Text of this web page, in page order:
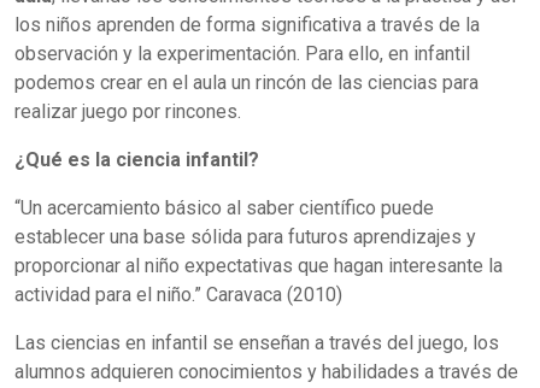
los niños aprenden de forma significativa a través de la
observación y la experimentación. Para ello, en infantil
podemos crear en el aula un rincón de las ciencias para
realizar juego por rincones.
¿Qué es la ciencia infantil?
“Un acercamiento básico al saber científico puede
establecer una base sólida para futuros aprendizajes y
proporcionar al niño expectativas que hagan interesante la
actividad para el niño.” Caravaca (2010)
Las ciencias en infantil se enseñan a través del juego, los
alumnos adquieren conocimientos y habilidades a través de